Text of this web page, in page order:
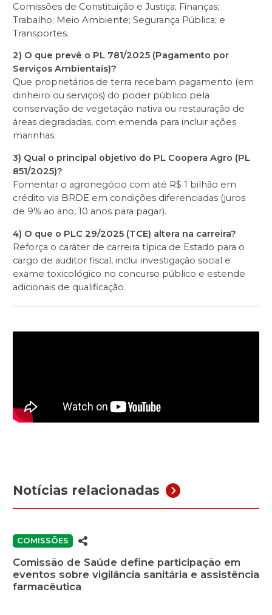
Comissões de Constituição e Justiça; Finanças;
Trabalho; Meio Ambiente; Segurança Pública; e
Transportes.
2) O que prevê o PL 781/2025 (Pagamento por
Serviços Ambientais)?
Que proprietários de terra recebam pagamento (em
dinheiro ou serviços) do poder público pela
conservação de vegetação nativa ou restauração de
áreas degradadas, com emenda para incluir ações
marinhas.
3) Qual o principal objetivo do PL Coopera Agro (PL
851/2025)?
Fomentar o agronegócio com até R$ 1 bilhão em
crédito via BRDE em condições diferenciadas (juros
de 9% ao ano, 10 anos para pagar).
4) O que o PLC 29/2025 (TCE) altera na carreira?
Reforça o caráter de carreira típica de Estado para o
cargo de auditor fiscal, inclui investigação social e
exame toxicológico no concurso público e estende
adicionais de qualificação.
Notícias relacionadas
COMISSÕES
Comissão de Saúde define participação em
eventos sobre vigilância sanitária e assistência
farmacêutica